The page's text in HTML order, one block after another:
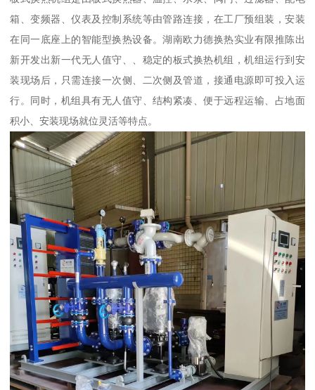
箱、变频器、仪表及控制系统等由管路连接，在工厂预组装，安装
在同一底座上的智能型换热设备。湖南欧力德换热实业有限推陈出
新开发出新一代无人值守、、稳定的板式换热机组，机组运行到安
装现场后，只需连接一次侧、二次侧及管道，接通电源即可投入运
行。同时，机组具有无人值守、结构紧凑、便于远程运输、占地面
积小、安装现场就位灵活等特点。